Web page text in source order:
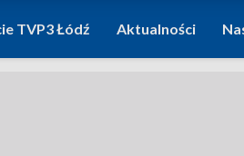
TVP3 Łódź Aktualności